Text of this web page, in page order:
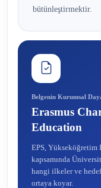
bütünleştirmektir.
Belgenin Kurumsal
Erasmus
Education
EPS, Yükseköğretim
kapsamında
hangi ilkeler ve
ortaya koyar.